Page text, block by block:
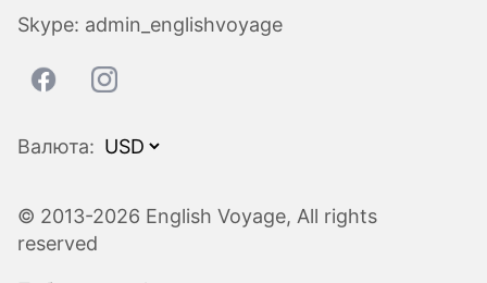
Skype: admin_englishvoyage
Валюта:
© 2013-2026 English Voyage, All rights
reserved